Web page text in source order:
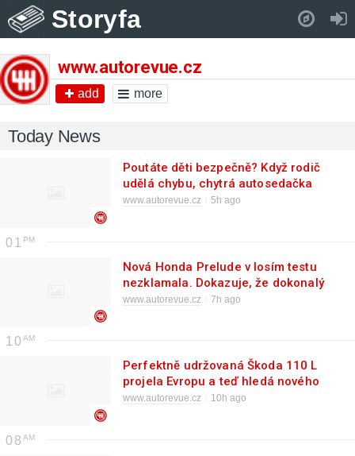
Storyfa
www.autorevue.cz
add more
Today News
Poutáte děti bezpečně? Když rodič
udělá chybu, chytrá autosedačka
Thule ho upozorní
www.autorevue.cz 5h ago
01
Nová Honda Prelude v losím testu
nezklamala. Dokazuje, že dokonalý
podvozek je víc než výkon
www.autorevue.cz 7h ago
10
Perfektně udržovaná Škoda 110 L
projela Evropu a teď hledá nového
dobrodruha. Nezruinuje vás
www.autorevue.cz 10h ago
08
Pull down to refresh..